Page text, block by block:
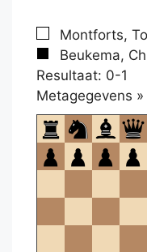
Montforts,
Beukema,
Resultaat: 0-1
Metagegevens »